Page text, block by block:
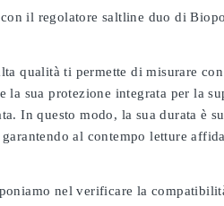
il regolatore saltline duo di
qualità ti permette di misurare
la sua protezione integrata per la
In questo modo, la sua durata è
al contempo letture
nel verificare la